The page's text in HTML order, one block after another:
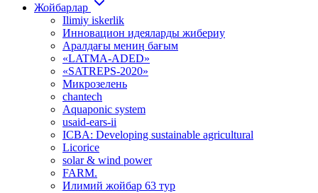
Жойбарлар
Ilimiy iskerlik
Инновацион идеяларды жибериу
Аралдағы мениӊ бағым
«LATMA-ADED»
«SATREPS-2020»
Микрозелень
chantech
Aquaponic system
usaid-ears-ii
ICBA: Developing sustainable agricultural
Licorice
solar & wind power
FARM.
Илимий жойбар 63 тур